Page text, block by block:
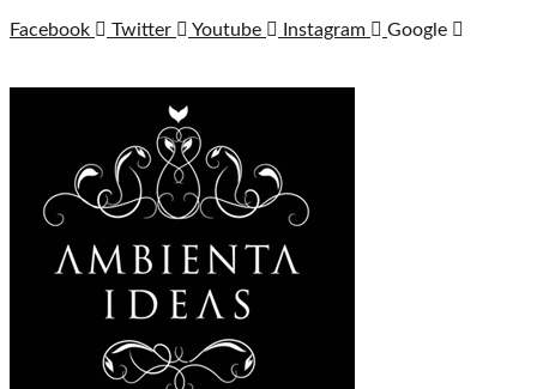
Facebook Twitter Youtube Instagram Google